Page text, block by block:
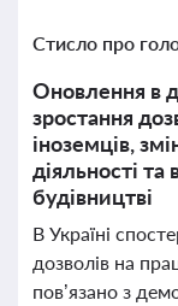
Стисло про
Оновлення в
зростання
іноземців,
діяльності
будівництві
В Україні
дозволів на
пов’язано з